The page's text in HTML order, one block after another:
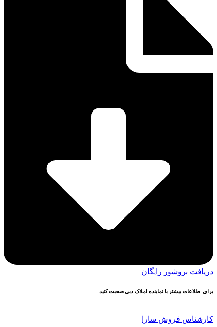
دریافت بروشور رایگان
برای اطلاعات بیشتر با نماینده املاک دبی صحبت کنید
کارشناس فروش سارا